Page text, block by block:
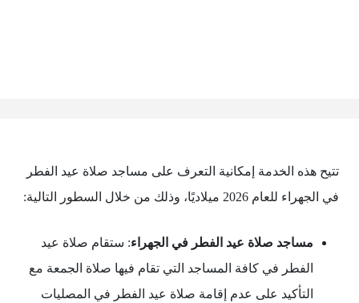
تتيح هذه الخدمة إمكانية التعرف على مساجد صلاة عيد الفطر
في الجهراء للعام 2026 ميلاديًا، وذلك من خلال السطور التالية:
مساجد صلاة عيد الفطر في الجهراء: ستقام صلاة عيد
الفطر في كافة المساجد التي تقام فيها صلاة الجمعة مع
التأكيد على عدم إقامة صلاة عيد الفطر في المصليات